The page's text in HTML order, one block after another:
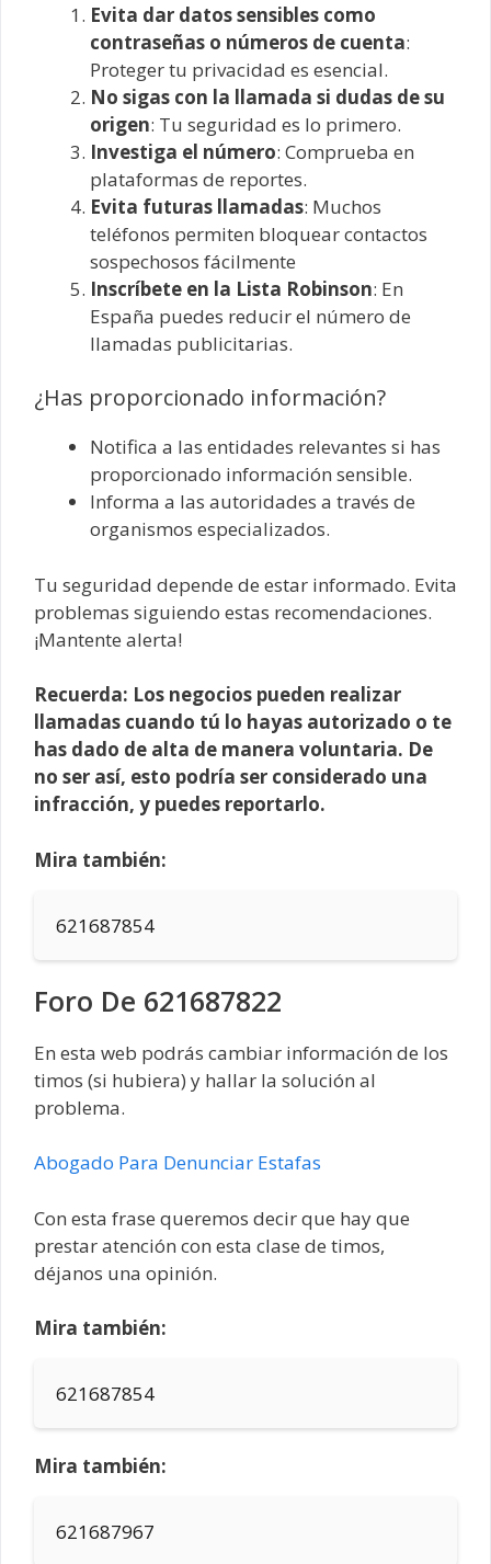
Evita dar datos sensibles como
contraseñas o números de cuenta:
Proteger tu privacidad es esencial.
No sigas con la llamada si dudas de su
origen: Tu seguridad es lo primero.
Investiga el número: Comprueba en
plataformas de reportes.
Evita futuras llamadas: Muchos
teléfonos permiten bloquear contactos
sospechosos fácilmente
Inscríbete en la Lista Robinson: En
España puedes reducir el número de
llamadas publicitarias.
¿Has proporcionado información?
Notifica a las entidades relevantes si has
proporcionado información sensible.
Informa a las autoridades a través de
organismos especializados.
Tu seguridad depende de estar informado. Evita
problemas siguiendo estas recomendaciones.
¡Mantente alerta!
Recuerda: Los negocios pueden realizar
llamadas cuando tú lo hayas autorizado o te
has dado de alta de manera voluntaria. De
no ser así, esto podría ser considerado una
infracción, y puedes reportarlo.
Mira también:
621687854
Foro De 621687822
En esta web podrás cambiar información de los
timos (si hubiera) y hallar la solución al
problema.
Abogado Para Denunciar Estafas
Con esta frase queremos decir que hay que
prestar atención con esta clase de timos,
déjanos una opinión.
Mira también:
621687854
Mira también:
621687967